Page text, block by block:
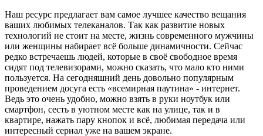
Наш ресурс предлагает вам самое лучшее качество вещания
ваших любимых телеканалов. Так как развитие новых
технологий не стоит на месте, жизнь современного мужчины
или женщины набирает всё больше динамичности. Сейчас
редко встречаешь людей, которые в своё свободное время
сидят под телевизорами, можно сказать, что мало кто ними
пользуется. На сегодняшний день довольно популярным
проведением досуга есть «всемирная паутина» - интернет.
Ведь это очень удобно, можно взять в руки ноутбук или
смартфон, сесть в уютном месте как на улице, так и в
квартире, нажать пару кнопок и всё, любимая передача или
интересный сериал уже на вашем экране.